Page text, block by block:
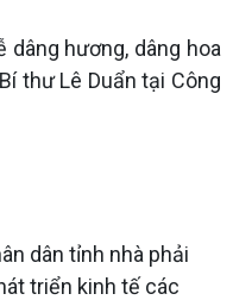
hương, dâng hoa
thư Lê Duẩn tại Công
dân tỉnh nhà phải
triển kinh tế các